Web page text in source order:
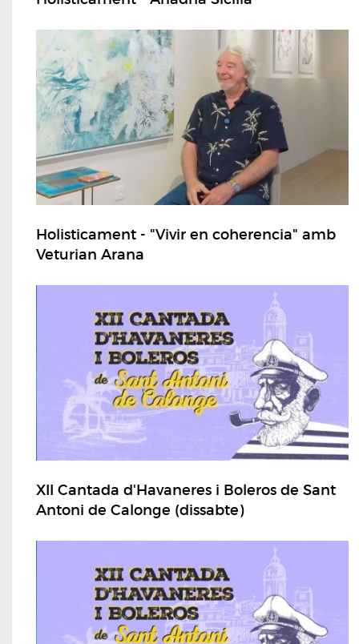
Holisticament - "Vivir en coherencia" amb
Veturian Arana
XII Cantada d'Havaneres i Boleros de Sant
Antoni de Calonge (dissabte)